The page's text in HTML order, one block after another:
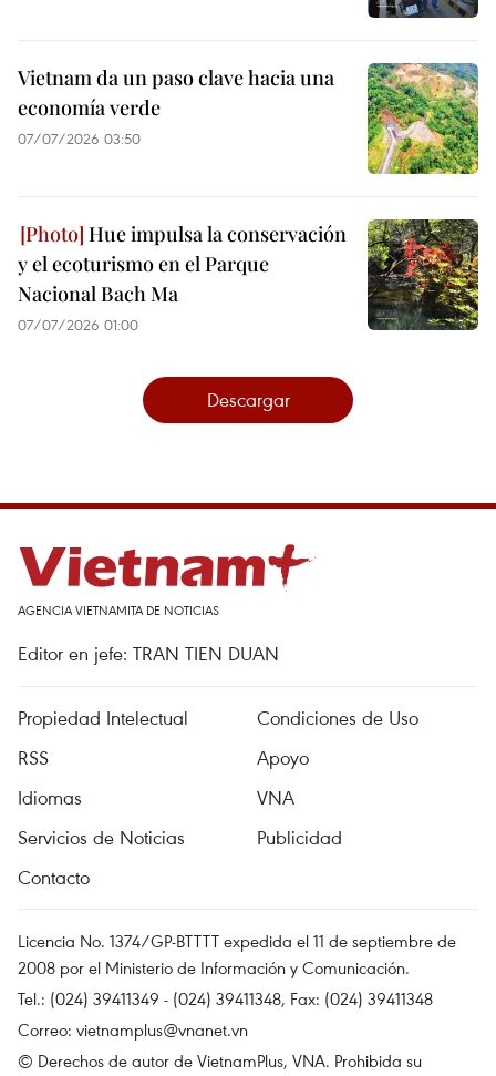
Vietnam da un paso clave hacia una
economía verde
07/07/2026 03:50
Hue impulsa la conservación
y el ecoturismo en el Parque
Nacional Bach Ma
07/07/2026 01:00
Descargar
AGENCIA VIETNAMITA DE NOTICIAS
Editor en jefe: TRAN TIEN DUAN
Propiedad Intelectual
Condiciones de Uso
RSS
Apoyo
Idiomas
VNA
Servicios de Noticias
Publicidad
Contacto
Licencia No. 1374/GP-BTTTT expedida el 11 de septiembre de
2008 por el Ministerio de Información y Comunicación.
Tel.: (024) 39411349 - (024) 39411348, Fax: (024) 39411348
Correo: vietnamplus@vnanet.vn
© Derechos de autor de VietnamPlus, VNA. Prohibida su